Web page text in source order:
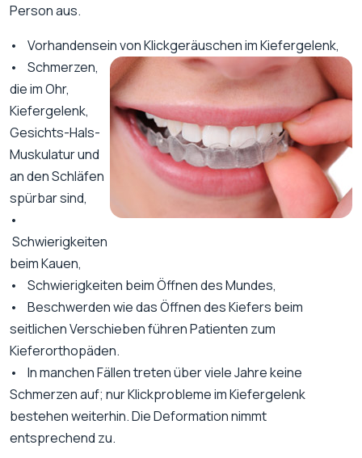
Person aus.
• Vorhandensein von Klickgeräuschen im Kiefergelenk,
• Schmerzen,
die im Ohr,
Kiefergelenk,
Gesichts-Hals-
Muskulatur und
an den Schläfen
spürbar sind,
•
Schwierigkeiten
beim Kauen,
• Schwierigkeiten beim Öffnen des Mundes,
• Beschwerden wie das Öffnen des Kiefers beim
seitlichen Verschieben führen Patienten zum
Kieferorthopäden.
• In manchen Fällen treten über viele Jahre keine
Schmerzen auf; nur Klickprobleme im Kiefergelenk
bestehen weiterhin. Die Deformation nimmt
entsprechend zu.